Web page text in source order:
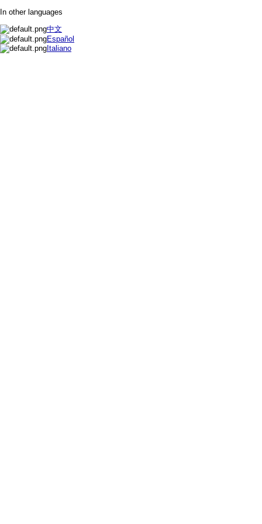
In other languages
中文
Español
Italiano